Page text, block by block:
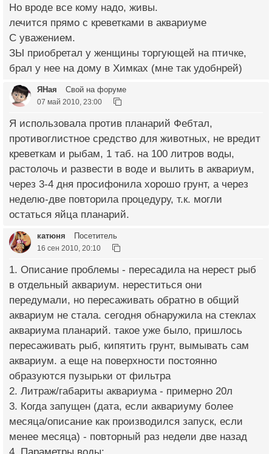
Но вроде все кому надо, живы.
лечится прямо с креветками в аквариуме
С уважением.
ЗЫ приобретал у женщины торгующей на птичке,
брал у нее на дому в Химках (мне так удобнрей)
ЯНая Свой на форуме
07 май 2010, 23:00
Я использовала против планарий Фебтал,
противоглистное средство для животных, не вредит
креветкам и рыбам, 1 таб. на 100 литров воды,
растолочь и развести в воде и вылить в аквариум,
через 3-4 дня просифонила хорошо грунт, а через
неделю-две повторила процедуру, т.к. могли
остаться яйца планарий.
катюня Посетитель
16 сен 2010, 20:10
1. Описание проблемы - пересадила на нерест рыб
в отдельный аквариум. нереститься они
передумали, но пересаживать обратно в общий
аквариум не стала. сегодня обнаружила на стеклах
аквариума планарий. такое уже было, пришлось
пересаживать рыб, кипятить грунт, вымывать сам
аквариум. а еще на поверхности постоянно
образуются пузырьки от фильтра
2. Литраж/габариты аквариума - примерно 20л
3. Когда запущен (дата, если аквариуму более
месяца/описание как производился запуск, если
менее месяца) - повторный раз недели две назад
4. Параметры воды: